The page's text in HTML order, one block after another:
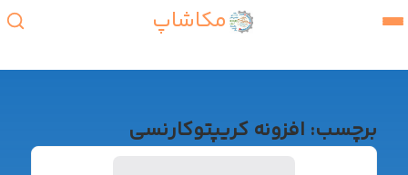
مکاشاپ
برچسب: افزونه کریپتوکارنسی